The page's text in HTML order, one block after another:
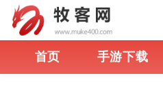
首页 手游下载